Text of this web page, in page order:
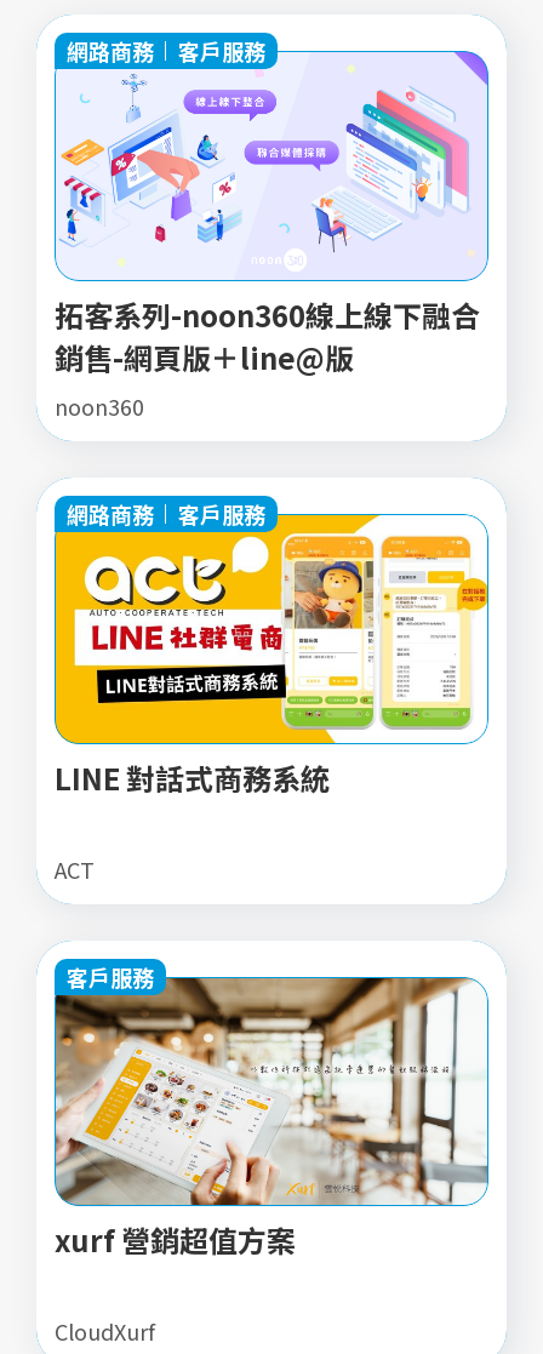
網路商務 客戶服務
拓客系列-noon360線上線下融合
銷售-網頁版＋line@版
noon360
網路商務 客戶服務
LINE 對話式商務系統
ACT
客戶服務
xurf 營銷超值方案
CloudXurf